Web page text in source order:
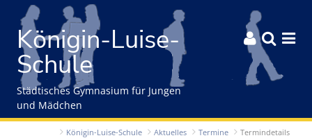
Gleich zum Inhalt der Seite springen
Königin-Luise-
Schule
  
Städtisches Gymnasium für Jungen
und Mädchen
Königin-Luise-Schule Aktuelles Termine Termindetails